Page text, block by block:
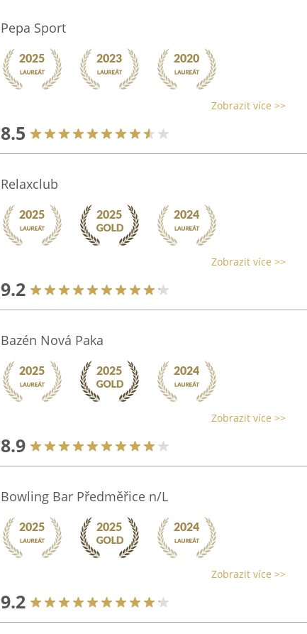
Pepa Sport
Zobrazit více >>
8.5
Relaxclub
Zobrazit více >>
9.2
Bazén Nová Paka
Zobrazit více >>
8.9
Bowling Bar Předměřice n/L
Zobrazit více >>
9.2